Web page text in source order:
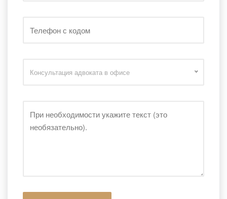
Консультация адвоката в офисе